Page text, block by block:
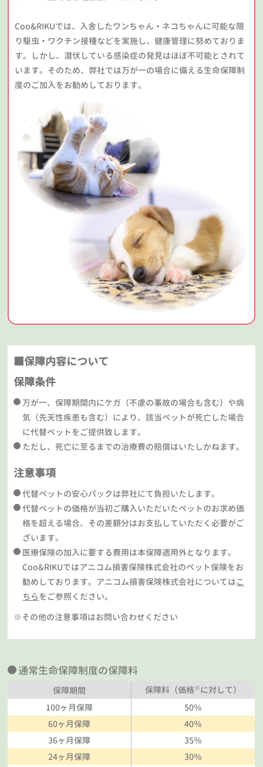
Coo&RIKUでは、入舎したワンちゃん・ネコちゃんに可能な限
り駆虫・ワクチン接種などを実施し、健康管理に努めておりま
す。しかし、潜伏している感染症の発見はほぼ不可能とされて
います。そのため、弊社では万が一の場合に備える生命保障制
度のご加入をお勧めしております。
■保障内容について
保障条件
万が一、保障期間内にケガ（不慮の事故の場合も含む）や病
気（先天性疾患も含む）により、該当ペットが死亡した場合
に代替ペットをご提供致します。
ただし、死亡に至るまでの治療費の賠償はいたしかねます。
注意事項
代替ペットの安心パックは弊社にて負担いたします。
代替ペットの価格が当初ご購入いただいたペットのお求め価
格を超える場合、その差額分はお支払していただく必要がご
ざいます。
医療保険の加入に要する費用は本保障適用外となります。
Coo&RIKUではアニコム損害保険株式会社のペット保険をお
勧めしております。アニコム損害保険株式会社についてはこ
ちらをご参照ください。
※その他の注意事項はお問い合わせください
通常生命保障制度の保障料
保障期間 保障料（価格※に対して）
100ヶ月保障
50％
60ヶ月保障
40％
36ヶ月保障
35％
24ヶ月保障
30％